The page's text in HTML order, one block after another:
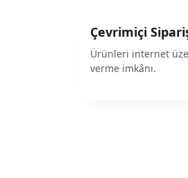
Çevrimiçi
Ürünleri internet
verme imkânı.